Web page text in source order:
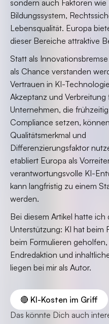
sondern auch Faktoren wie
Bildungssystem,
Lebensqualität. Europa
dieser Bereiche attraktive
Statt als
als Chance verstanden
Vertrauen in KI-
Akzeptanz und Verbreitung
Unternehmen, die
Compliance setzen,
Qualitätsmerkmal und
Differenzierungsfaktor
etabliert Europa als
verantwortungsvolle KI-
kann langfristig zu einem
werden.
Bei diesem Artikel hatte ich
Unterstützung: KI hat beim
beim Formulieren geholfen,
Endredaktion und
liegen bei mir als Autor.
🔴 KI-Kosten im Griff
Das könnte Dich auch